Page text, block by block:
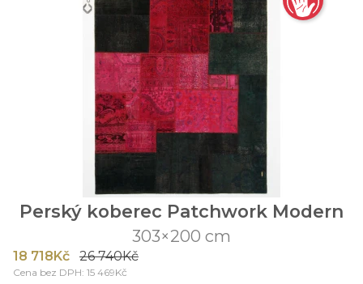
Perský koberec Patchwork Modern
303×200 cm
18 718Kč 26 740Kč
Cena bez DPH: 15 469Kč